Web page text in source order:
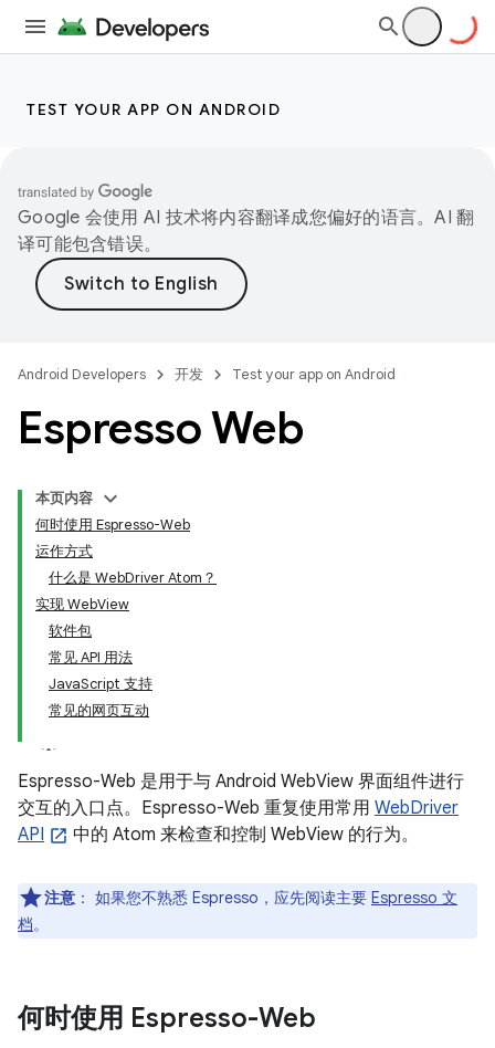
TEST YOUR APP ON ANDROID
Google 会使用 AI 技术将内容翻译成您偏好的语言。AI 翻
译可能包含错误。
Android Developers 开发 Test your app on Android
Espresso Web
本页内容
何时使用 Espresso-Web
运作方式
什么是 WebDriver Atom？
实现 WebView
软件包
常见 API 用法
JavaScript 支持
常见的网页互动
Espresso-Web 是用于与 Android WebView 界面组件进行
交互的入口点。Espresso-Web 重复使用常用 WebDriver
API
中的 Atom 来检查和控制 WebView 的行为。
注意 ： 如果您不熟悉 Espresso，应先阅读主要 Espresso 文
档。
何时使用 Espresso-Web